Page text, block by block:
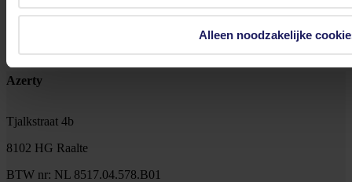
Alleen noodzakelijke
Meld je aan
Footer
Azerty
Tjalkstraat 4b
8102 HG Raalte
BTW nr: NL 8517.04.578.B01